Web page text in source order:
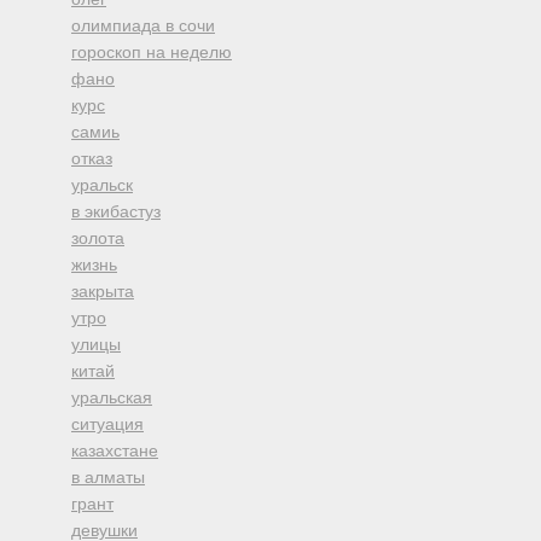
олимпиада в сочи
гороскоп на неделю
фано
курс
самиь
отказ
уральск
в экибастуз
золота
жизнь
закрыта
утро
улицы
китай
уральская
ситуация
казахстане
в алматы
грант
девушки